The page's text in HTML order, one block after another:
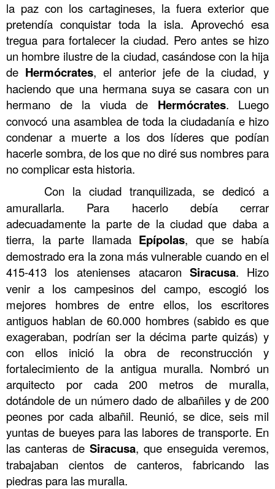
la paz con los cartagineses, la fuera exterior que
pretendía conquistar toda la isla. Aprovechó esa
tregua para fortalecer la ciudad. Pero antes se hizo
un hombre ilustre de la ciudad, casándose con la hija
de Hermócrates, el anterior jefe de la ciudad, y
haciendo que una hermana suya se casara con un
hermano de la viuda de Hermócrates. Luego
convocó una asamblea de toda la ciudadanía e hizo
condenar a muerte a los dos líderes que podían
hacerle sombra, de los que no diré sus nombres para
no complicar esta historia.
Con la ciudad tranquilizada, se dedicó a
amurallarla. Para hacerlo debía cerrar
adecuadamente la parte de la ciudad que daba a
tierra, la parte llamada Epípolas, que se había
demostrado era la zona más vulnerable cuando en el
415-413 los atenienses atacaron Siracusa. Hizo
venir a los campesinos del campo, escogió los
mejores hombres de entre ellos, los escritores
antiguos hablan de 60.000 hombres (sabido es que
exageraban, podrían ser la décima parte quizás) y
con ellos inició la obra de reconstrucción y
fortalecimiento de la antigua muralla. Nombró un
arquitecto por cada 200 metros de muralla,
dotándole de un número dado de albañiles y de 200
peones por cada albañil. Reunió, se dice, seis mil
yuntas de bueyes para las labores de transporte. En
las canteras de Siracusa, que enseguida veremos,
trabajaban cientos de canteros, fabricando las
piedras para las muralla.